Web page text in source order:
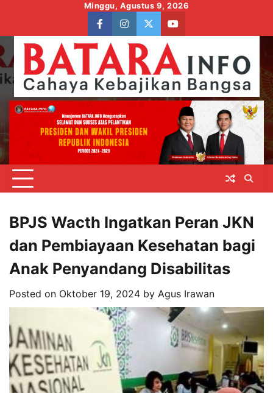
content
Minggu, Agustus 9, 2026
facebookinstagram
twitteryoutube
BPJS Wacth Ingatkan Peran JKN
dan Pembiayaan Kesehatan bagi
Anak Penyandang Disabilitas
Posted on Oktober 19, 2024 by Agus Irawan